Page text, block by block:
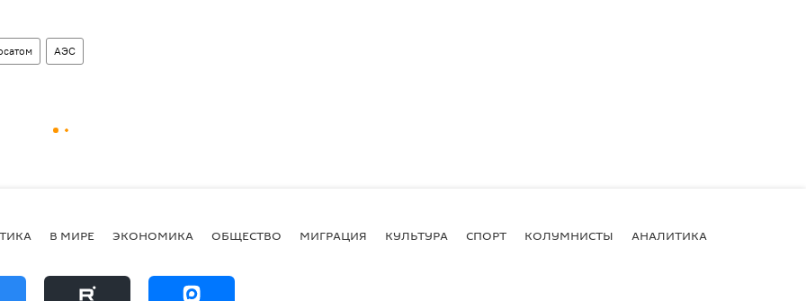
АЭС
В МИРЕ ЭКОНОМИКА ОБЩЕСТВО МИГРАЦИЯ КУЛЬТУРА СПОРТ КОЛУМНИСТЫ АНАЛИТИКА